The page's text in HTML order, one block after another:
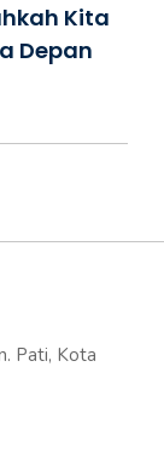
Kita
Depan
Pati, Kota